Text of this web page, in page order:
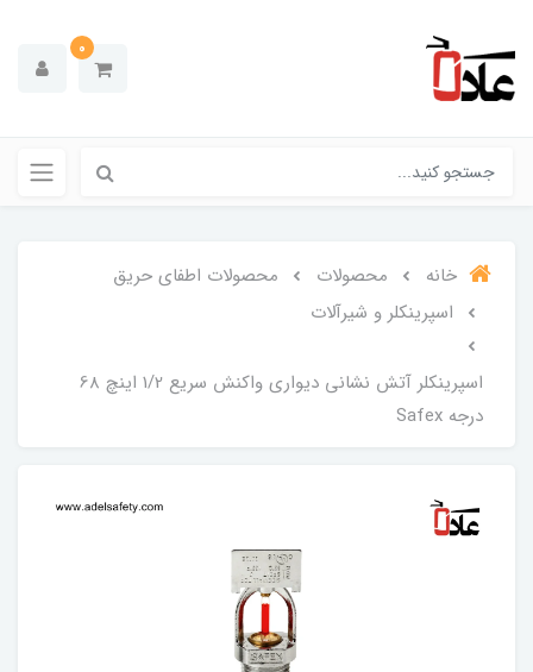
0
خانه محصولات
محصولات اطفای حریق
اسپرینکلر و شیرآلات
اسپرینکلر آتش نشانی دیواری واکنش سریع 1/2 اینچ 68
درجه Safex